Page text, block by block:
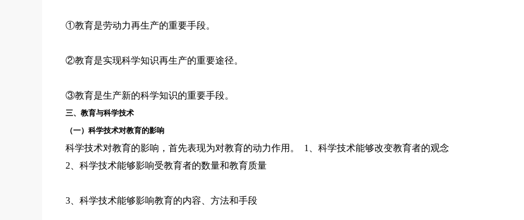
①教育是劳动力再生产的重要手段。
②教育是实现科学知识再生产的重要途径。
③教育是生产新的科学知识的重要手段。
三、教育与科学技术
（一）科学技术对教育的影响
科学技术对教育的影响，首先表现为对教育的动力作用。 1、科学技术能够改变教育者的观念
2、科学技术能够影响受教育者的数量和教育质量
3、科学技术能够影响教育的内容、方法和手段